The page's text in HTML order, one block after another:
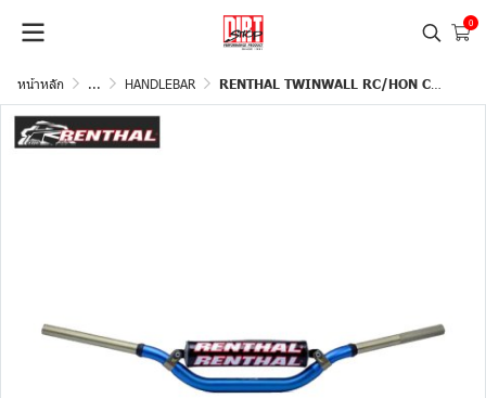
0
หน้าหลัก ... HANDLEBAR RENTHAL TWINWALL RC/HON CRF+KAW KXF - PADDED BLUE